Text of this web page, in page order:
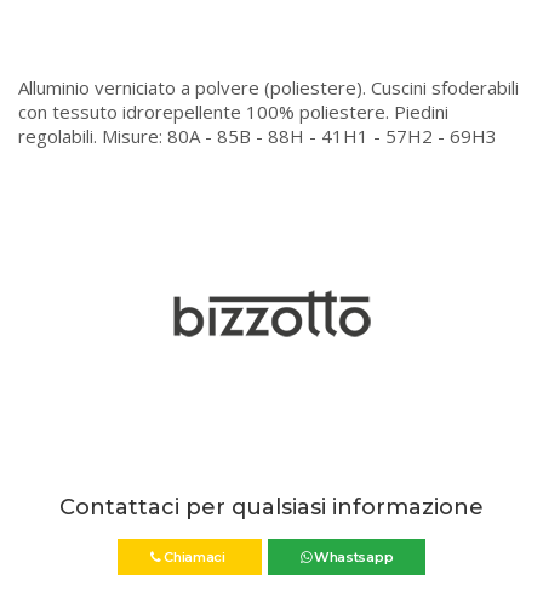
Alluminio verniciato a polvere (poliestere). Cuscini sfoderabili
con tessuto idrorepellente 100% poliestere. Piedini
regolabili. Misure: 80A - 85B - 88H - 41H1 - 57H2 - 69H3
Contattaci per qualsiasi informazione
Chiamaci Whastsapp